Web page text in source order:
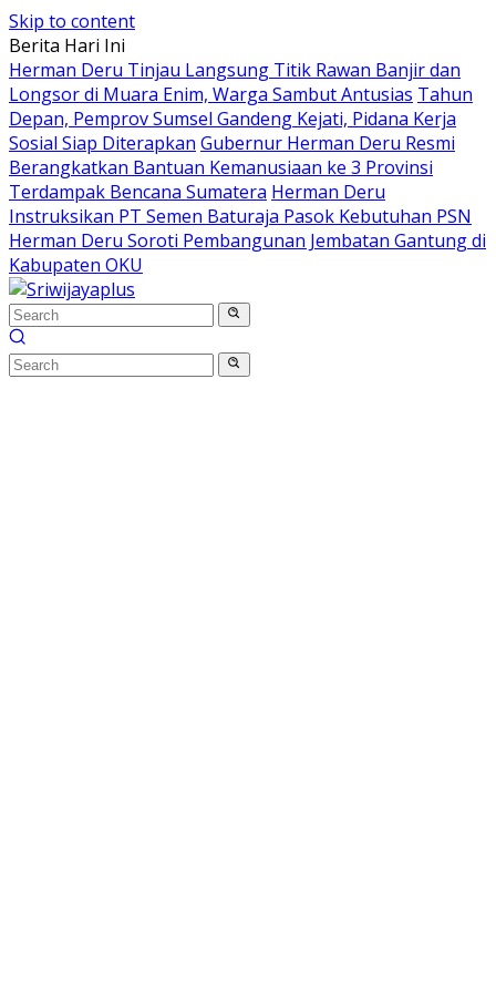
Skip to content
Berita Hari Ini
Herman Deru Tinjau Langsung Titik Rawan Banjir dan
Longsor di Muara Enim, Warga Sambut Antusias Tahun
Depan, Pemprov Sumsel Gandeng Kejati, Pidana Kerja
Sosial Siap Diterapkan Gubernur Herman Deru Resmi
Berangkatkan Bantuan Kemanusiaan ke 3 Provinsi
Terdampak Bencana Sumatera Herman Deru
Instruksikan PT Semen Baturaja Pasok Kebutuhan PSN
Herman Deru Soroti Pembangunan Jembatan Gantung di
Kabupaten OKU